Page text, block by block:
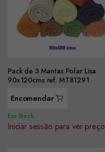
Pack de 3 Mantas Polar Lisa
90x120cms ref. MT81291
Encomendar
Em Stock
Iniciar sessão para ver preço